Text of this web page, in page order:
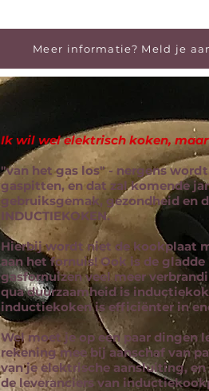
Meer informatie? Meld je
Ik wil wel elektrisch koken,
"van het gas los" - nergens
gaspitten, en dat zal komende
gebruiksgemak, gezondheid en
INDUCTIEKOKEN.
Hierbij wordt niet de kookplaat
aan het fornuis! Ook is de
gasfornuizen veel meer
qua duurzaamheid is
inductiekoken is efficiënter in
Wel moet je op een paar dingen
rekening mee bij aanschaf van
van je elektrische aansluiting,
de leveranciers van